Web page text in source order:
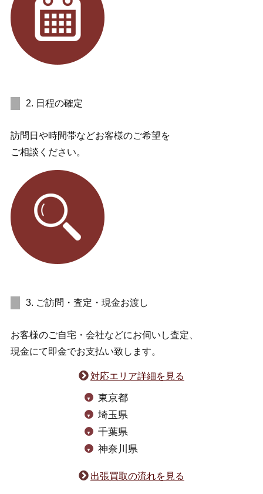
2. 日程の確定
訪問日や時間帯などお客様のご希望を
ご相談ください。
3. ご訪問・査定・現金お渡し
お客様のご自宅・会社などにお伺いし査定、
現金にて即金でお支払い致します。
対応エリア詳細を見る
東京都
埼玉県
千葉県
神奈川県
出張買取の流れを見る